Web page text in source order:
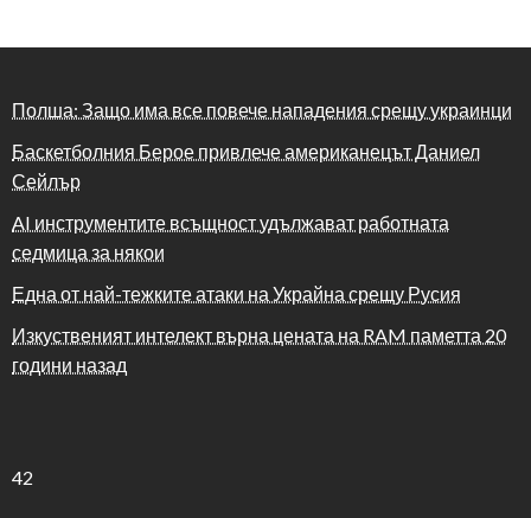
Полша: Защо има все повече нападения срещу украинци
Баскетболния Берое привлече американецът Даниел
Сейлър
AI инструментите всъщност удължават работната
седмица за някои
Една от най-тежките атаки на Украйна срещу Русия
Изкуственият интелект върна цената на RAM паметта 20
години назад
42